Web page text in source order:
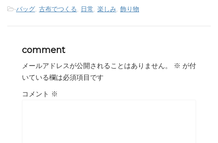
-バッグ 古布でつくる 日常 楽しみ 飾り物
comment
メールアドレスが公開されることはありません。 ※ が付
いている欄は必須項目です
コメント ※